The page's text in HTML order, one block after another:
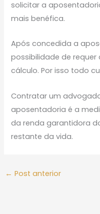
solicitar a
mais benéfica.
Após concedida a
possibilidade de requer
cálculo. Por isso todo
Contratar um
aposentadoria é a
da renda garantidora
restante da vida.
← Post anterior